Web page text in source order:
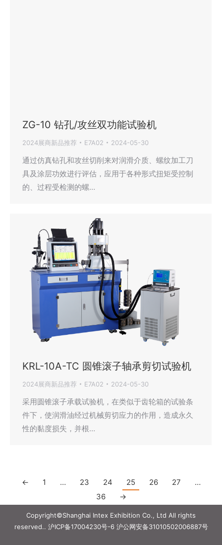
ZG-10 钻孔/攻丝双功能试验机
2024展商新品推荐 E7A02 2024-05-30
通过仿真钻孔和攻丝切削来对润滑介质、螺纹加工刀
具及涂层功效进行评估，应用于各种形式扭矩受控制
的、过程受检测的螺…
KRL-10A-TC 圆锥滚子轴承剪切试验机
2024展商新品推荐 E7A02 2024-05-30
采用圆锥滚子承载试验机，在类似于齿轮箱的试验条
件下，使润滑油经过机械剪切应力的作用，造成永久
性的黏度损失，并根…
← 1 … 23 24 25 26 27
…
36
→
Copyright©Shanghai Intex Exhibition Co., Ltd All rights
reserved.. 沪ICP备17004230号-6沪公网安备31010502006887号